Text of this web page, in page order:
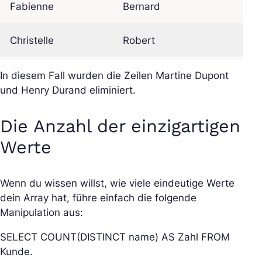
Fabienne Bernard
Christelle Robert
In diesem Fall wurden die Zeilen Martine Dupont
und Henry Durand eliminiert.
Die Anzahl der einzigartigen
Werte
Wenn du wissen willst, wie viele eindeutige Werte
dein Array hat, führe einfach die folgende
Manipulation aus:
SELECT COUNT(DISTINCT name) AS Zahl FROM
Kunde.